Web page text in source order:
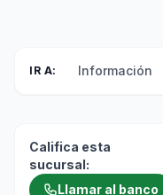
IR A: Información
Califica esta
sucursal:
Llamar al banco